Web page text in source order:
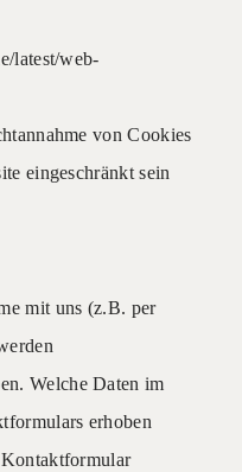
latest/web-
von Cookies
eingeschränkt sein
mit uns (z.B. per
Welche Daten im
erhoben